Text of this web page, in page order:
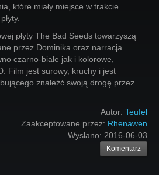
które miały miejsce w trakcie
płyty The Bad Seeds towarzyszą
przez Dominika oraz narracja
czarno-białe jak i kolorowe,
Film jest surowy, kruchy i jest
znaleźć swoją drogę przez
Autor: Teufel
Zaakceptowane przez: Rhenawen
Wysłano: 2016-06-03
Komentarz